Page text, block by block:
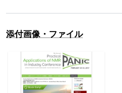
添付画像・ファイル